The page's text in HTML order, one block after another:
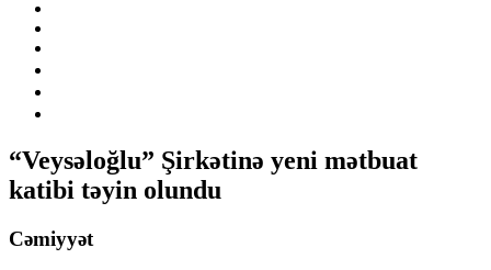
“Veysəloğlu” Şirkətinə yeni mətbuat
katibi təyin olundu
Cəmiyyət